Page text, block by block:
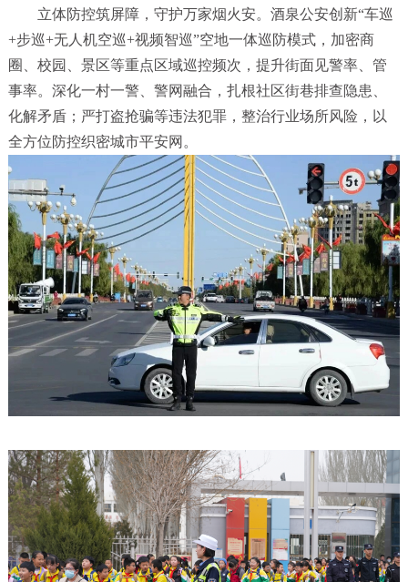
立体防控筑屏障，守护万家烟火安。酒泉公安创新“车巡
+步巡+无人机空巡+视频智巡”空地一体巡防模式，加密商
圈、校园、景区等重点区域巡控频次，提升街面见警率、管
事率。深化一村一警、警网融合，扎根社区街巷排查隐患、
化解矛盾；严打盗抢骗等违法犯罪，整治行业场所风险，以
全方位防控织密城市平安网。